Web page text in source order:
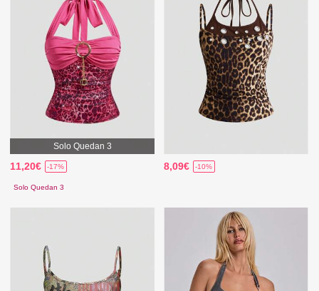
Solo Quedan 3
11,20€ -17%
Solo Quedan 3
8,09€ -10%